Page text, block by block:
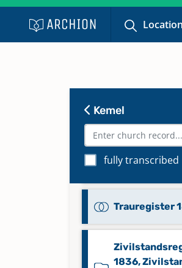
Kemel
fully transcribed
Trauregister
1836,